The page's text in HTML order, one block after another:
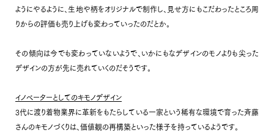
ようにやるように、生地や柄をオリジナルで制作し、見せ方にもこだわったところ周
りからの評価も売り上げも変わっていったのだとか。
その傾向は今でも変わっていないようで、いかにもなデザインのモノよりも尖った
デザインの方が先に売れていくのだそうです。
イノベーターとしてのキモノデザイン
3代に渡り着物業界に革新をもたらしている一家という稀有な環境で育った斉藤
さんのキモノづくりは、価値観の再構築といった様子を持っているようです。